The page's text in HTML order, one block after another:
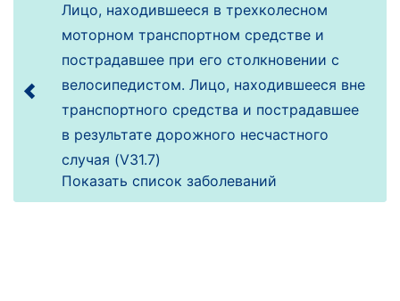
Лицо, находившееся в трехколесном
моторном транспортном средстве и
пострадавшее при его столкновении с
велосипедистом. Лицо, находившееся вне
транспортного средства и пострадавшее
в результате дорожного несчастного
случая (V31.7)
Показать список заболеваний